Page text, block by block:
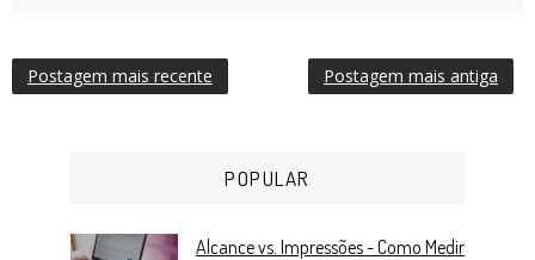
Postagem mais recente Postagem mais antiga
POPULAR
Alcance vs. Impressões - Como Medir